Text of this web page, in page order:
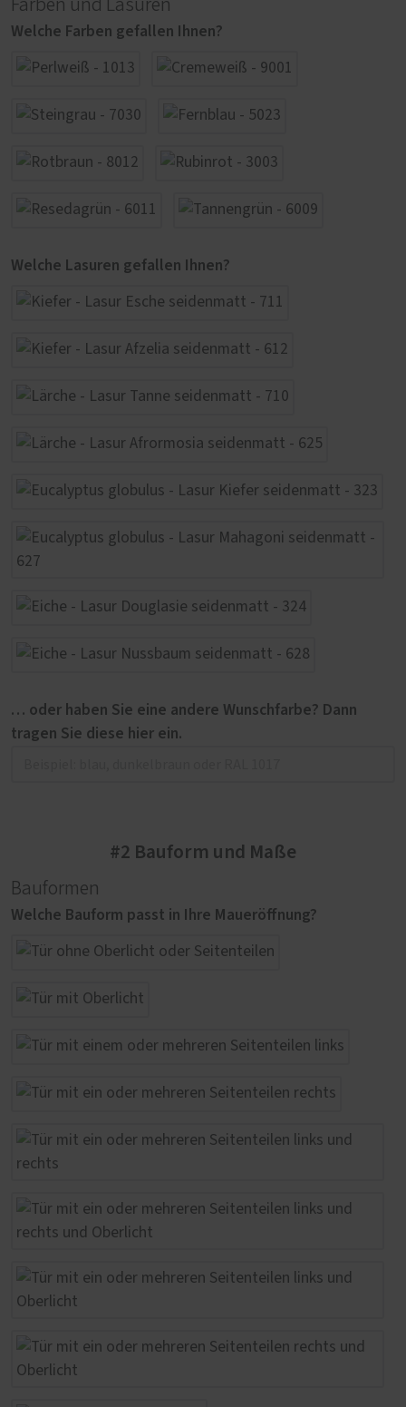
Farben und Lasuren
Welche Farben gefallen Ihnen?
Welche Lasuren gefallen Ihnen?
… oder haben Sie eine andere Wunschfarbe? Dann
tragen Sie diese hier ein.
#2 Bauform und Maße
Bauformen
Welche Bauform passt in Ihre Maueröffnung?